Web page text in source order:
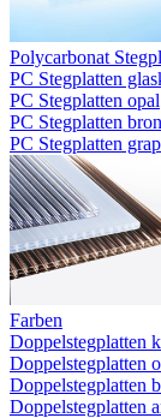
Polycarbonat
PC Stegplatten
PC Stegplatten opal
PC Stegplatten
PC Stegplatten
Farben
Doppelstegplatten
Doppelstegplatten
Doppelstegplatten
Doppelstegplatten